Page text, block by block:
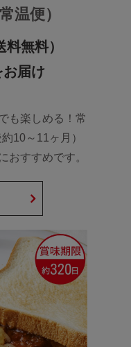
温便）
無料）
届け
も楽しめる！常
10～11ヶ月）
おすすめです。